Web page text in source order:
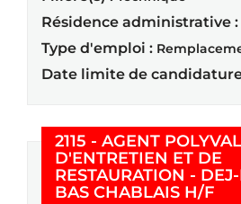
Résidence administrative :
Type d'emploi :
Date limite de
2115 - AGENT
D'ENTRETIEN ET DE
RESTAURATION -
BAS CHABLAIS H/F